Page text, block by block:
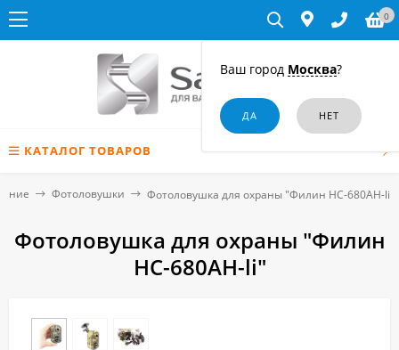
Ваш город Москва?
0
КАТАЛОГ ТОВАРОВ
Фотоловушки Фотоловушка для охраны "Филин HC-680AH-li"
Фотоловушка для охраны "Филин
HC-680AH-li"